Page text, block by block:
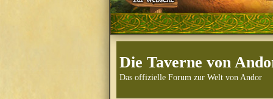
Die Taverne von
Das offizielle Forum zur Welt von Andor